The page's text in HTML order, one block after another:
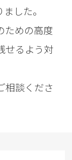
した。
ための高度
せるよう対
相談くださ